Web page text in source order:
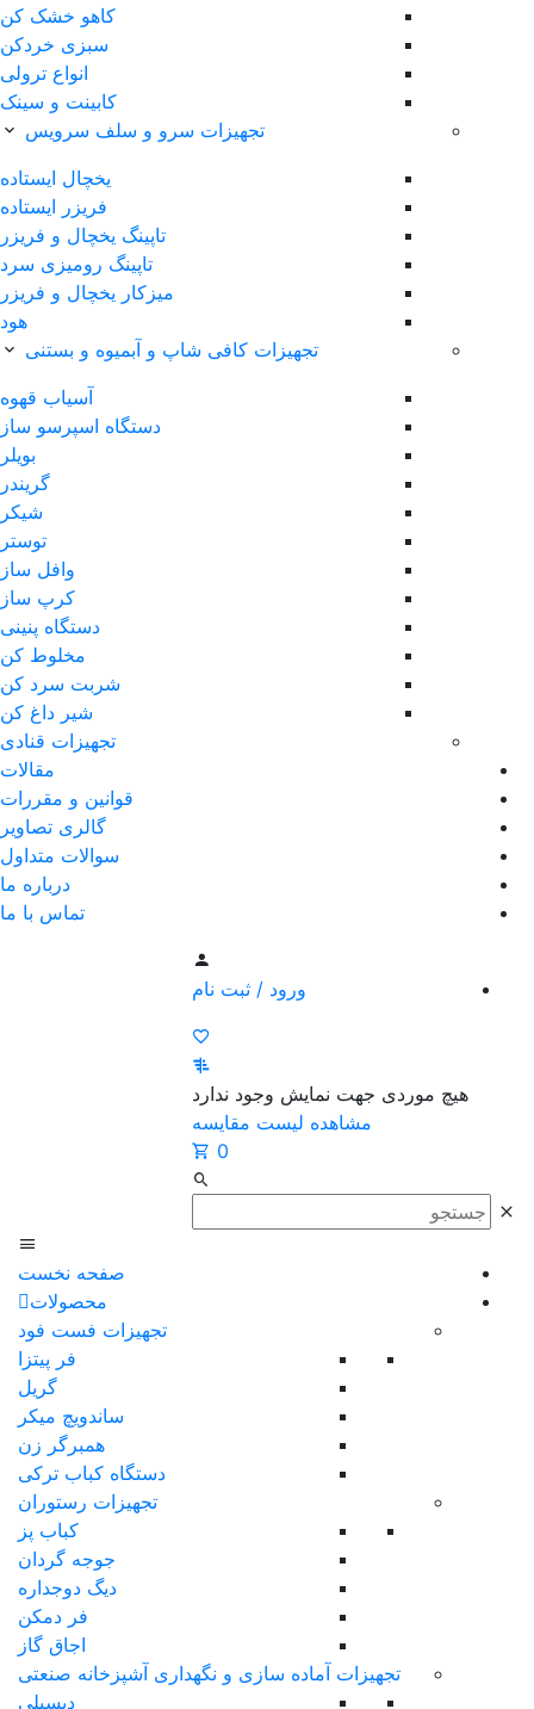
کاهو خشک کن
سبزی خردکن
انواع ترولی
کابینت و سینک
تجهیزات سرو و سلف سرویس
یخچال ایستاده
فریزر ایستاده
تاپینگ یخچال و فریزر
تاپینگ رومیزی سرد
میزکار یخچال و فریزر
هود
تجهیزات کافی شاپ و آبمیوه و بستنی
آسیاب قهوه
دستگاه اسپرسو ساز
بویلر
گریندر
شیکر
توستر
وافل ساز
کرپ ساز
دستگاه پنینی
مخلوط کن
شربت سرد کن
شیر داغ کن
تجهیزات قنادی
مقالات
قوانین و مقررات
گالری تصاویر
سوالات متداول
درباره ما
تماس با ما
ورود / ثبت نام
هیچ موردی جهت نمایش وجود ندارد
مشاهده لیست مقایسه
0
صفحه نخست
محصولات
تجهیزات فست فود
فر پیتزا
گریل
ساندویچ میکر
همبرگر زن
دستگاه کباب ترکی
تجهیزات رستوران
کباب پز
جوجه گردان
دیگ دوجداره
فر دمکن
اجاق گاز
تجهیزات آماده سازی و نگهداری آشپزخانه صنعتی
دیسپلی